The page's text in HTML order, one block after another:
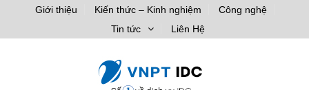
Giới thiệu Kiến thức – Kinh nghiệm
Công nghệ
Tin tức
Liên Hệ